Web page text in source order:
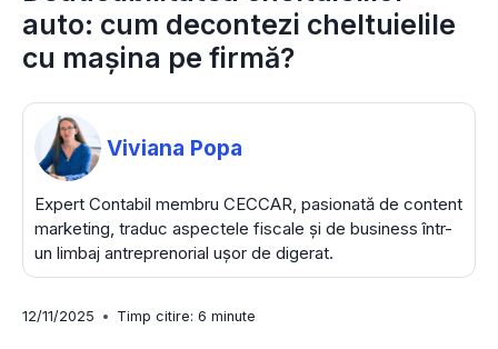
auto: cum decontezi cheltuielile
cu mașina pe firmă?
Viviana Popa
Expert Contabil membru CECCAR, pasionată de content
marketing, traduc aspectele fiscale și de business într-
un limbaj antreprenorial ușor de digerat.
12/11/2025 Timp citire: 6 minute